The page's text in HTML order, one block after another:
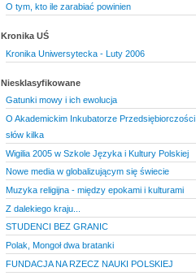
O tym, kto ile zarabiać powinien
Kronika UŚ
Kronika Uniwersytecka - Luty 2006
Niesklasyfikowane
Gatunki mowy i ich ewolucja
O Akademickim Inkubatorze Przedsiębiorczości
słów kilka
Wigilia 2005 w Szkole Języka i Kultury Polskiej
Nowe media w globalizującym się świecie
Muzyka religijna - między epokami i kulturami
Z dalekiego kraju...
STUDENCI BEZ GRANIC
Polak, Mongoł dwa bratanki
FUNDACJA NA RZECZ NAUKI POLSKIEJ